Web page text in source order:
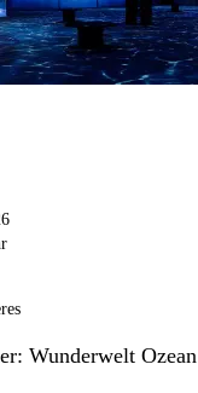
Wunderwelt Ozean